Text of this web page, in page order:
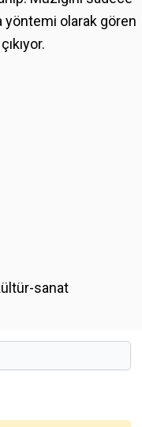
yöntemi olarak gören
sanat